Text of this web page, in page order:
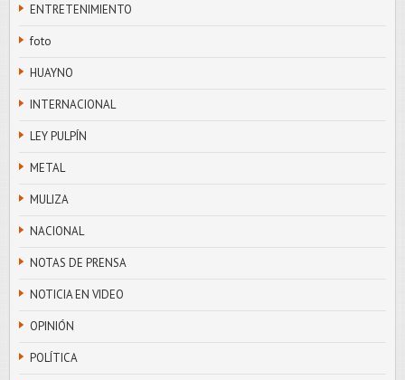
ENTRETENIMIENTO
foto
HUAYNO
INTERNACIONAL
LEY PULPÍN
METAL
MULIZA
NACIONAL
NOTAS DE PRENSA
NOTICIA EN VIDEO
OPINIÓN
POLÍTICA